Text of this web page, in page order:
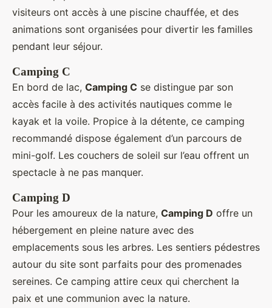
visiteurs ont accès à une piscine chauffée, et des
animations sont organisées pour divertir les familles
pendant leur séjour.
Camping C
En bord de lac, Camping C se distingue par son
accès facile à des activités nautiques comme le
kayak et la voile. Propice à la détente, ce camping
recommandé dispose également d’un parcours de
mini-golf. Les couchers de soleil sur l’eau offrent un
spectacle à ne pas manquer.
Camping D
Pour les amoureux de la nature, Camping D offre un
hébergement en pleine nature avec des
emplacements sous les arbres. Les sentiers pédestres
autour du site sont parfaits pour des promenades
sereines. Ce camping attire ceux qui cherchent la
paix et une communion avec la nature.